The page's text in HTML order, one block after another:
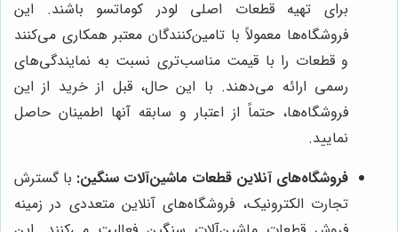
برای تهیه قطعات اصلی لودر کوماتسو باشند. این
فروشگاه‌ها معمولاً با تامین‌کنندگان معتبر همکاری می‌کنند
و قطعات را با قیمت مناسب‌تری نسبت به نمایندگی‌های
رسمی ارائه می‌دهند. با این حال، قبل از خرید از این
فروشگاه‌ها، حتماً از اعتبار و سابقه آنها اطمینان حاصل
نمایید.
فروشگاه‌های آنلاین قطعات ماشین‌آلات سنگین: با گسترش
تجارت الکترونیک، فروشگاه‌های آنلاین متعددی در زمینه